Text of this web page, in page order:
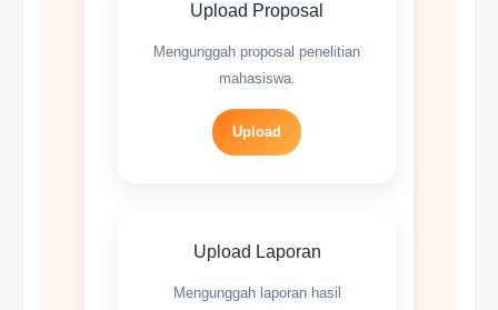
Upload Proposal
Mengunggah proposal penelitian
mahasiswa.
Upload
Upload Laporan
Mengunggah laporan hasil